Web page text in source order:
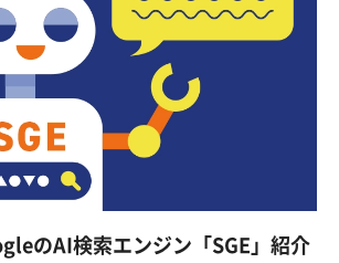
のAI検索エンジン「SGE」紹介